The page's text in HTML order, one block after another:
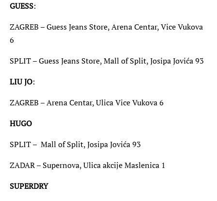
GUESS:
ZAGREB – Guess Jeans Store, Arena Centar, Vice Vukova
6
SPLIT – Guess Jeans Store, Mall of Split, Josipa Jovića 93
LIU JO:
ZAGREB – Arena Centar, Ulica Vice Vukova 6
HUGO
SPLIT – Mall of Split, Josipa Jovića 93
ZADAR – Supernova, Ulica akcije Maslenica 1
SUPERDRY